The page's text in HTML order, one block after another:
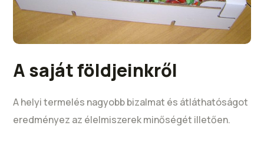
A saját földjeinkről
A helyi termelés nagyobb bizalmat és átláthatóságot
eredményez az élelmiszerek minőségét illetően.